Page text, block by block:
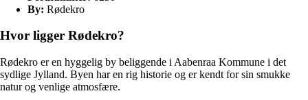
By: Rødekro
Hvor ligger Rødekro?
Rødekro er en hyggelig by beliggende i Aabenraa Kommune i det
sydlige Jylland. Byen har en rig historie og er kendt for sin smukke
natur og venlige atmosfære.